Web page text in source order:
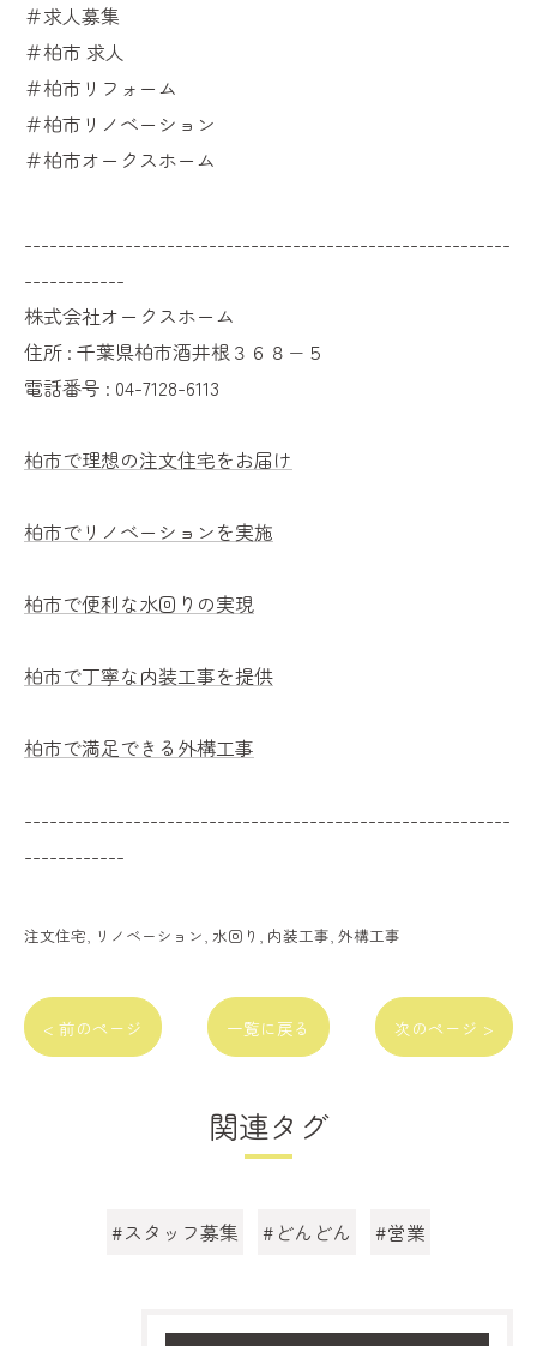
＃求人募集
＃柏市 求人
＃柏市リフォーム
＃柏市リノベーション
＃柏市オークスホーム
----------------------------------------------------------
------------
株式会社オークスホーム
住所 : 千葉県柏市酒井根３６８−５
電話番号 : 04-7128-6113
柏市で理想の注文住宅をお届け
柏市でリノベーションを実施
柏市で便利な水回りの実現
柏市で丁寧な内装工事を提供
柏市で満足できる外構工事
----------------------------------------------------------
------------
注文住宅 リノベーション 水回り 内装工事 外構工事
< 前のページ 一覧に戻る 次のページ >
関連タグ
#スタッフ募集 #どんどん #営業